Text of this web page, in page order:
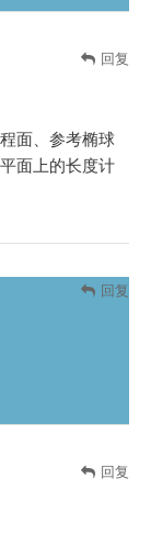
回复
面、参考椭球
面上的长度计
回复
回复